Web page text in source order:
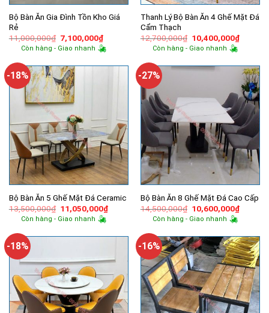
Bộ Bàn Ăn Gia Đình Tồn Kho Giá
Rẻ
11,000,000₫ Giá
gốc
là:
7,100,000₫Giá
hiện
tại
7,100,000₫.
Còn hàng - Giao nhanh
Thanh Lý Bộ Bàn Ăn 4 Ghế Mặt Đá
Cẩm Thạch
12,700,000₫ Giá
gốc
là:
10,400,000₫Giá
hiện
Còn hàng - Giao nhanh
-18%
Bộ Bàn Ăn 5 Ghế Mặt Đá Ceramic
13,500,000₫ Giá
gốc
là:
11,050,000₫Giá
hiện
11,050,000₫.
Còn hàng - Giao nhanh
-27%
Bộ Bàn Ăn 8 Ghế Mặt Đá Cao Cấp
14,500,000₫ Giá
gốc
là:
10,600,000₫Giá
hiện
Còn hàng - Giao nhanh
-18% -16%